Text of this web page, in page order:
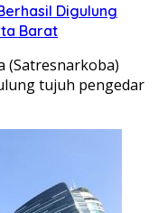
Digulung
Barat
(Satresnarkoba)
tujuh pengedar